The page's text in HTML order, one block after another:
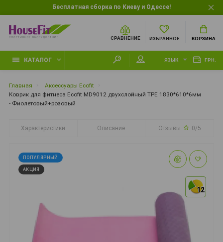
Бесплатная сборка по Киеву и Одессе!
СРАВНЕНИЕ ИЗБРАННОЕ КОРЗИНА
КАТАЛОГ ЯЗЫК ГРН.
Главная
Аксессуары Ecofit
Коврик для фитнеса Ecofit MD9012 двухслойный TPE 1830*610*6мм
- Фиолетовый+розовый
Характеристики Описание Отзывы 0/5
12
12
ПОПУЛЯРНЫЙ
АКЦИЯ